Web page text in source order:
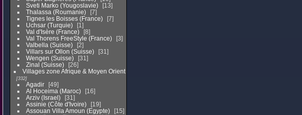
Sveti Marko (Yougoslavie)
13
Thalassa (Roumanie)
7
Tignes les Boisses (France)
7
Uchsar (Turquie)
1
Val d'Isère (France)
8
Val Thorens FreeStyle (France)
3
Valbella (Suisse)
2
Villars sur Ollon (Suisse)
31
Wengen (Suisse)
31
Zinal (Suisse)
26
Villages zone Afrique & Moyen Orient
332
Agadir
49
Al Hoceima (Maroc)
16
Arziv (Israel)
31
Assinie (Côte d'Ivoire)
19
Assouan Villa Amoun (Egypte)
15